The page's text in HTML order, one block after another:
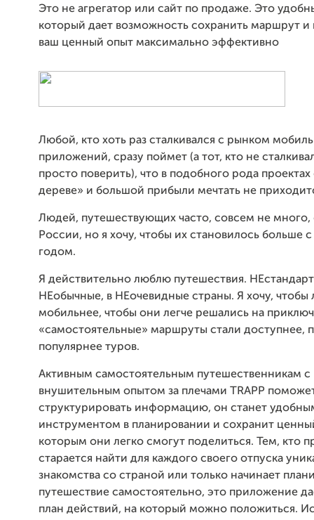
Это не агрегатор или сайт по продаже. Это
который дает возможность сохранить маршрут и
ваш ценный опыт максимально эффективно
Любой, кто хоть раз сталкивался с рынком
приложений, сразу поймет (а тот, кто не
просто поверить), что в подобного рода
дереве» и большой прибыли мечтать не
Людей, путешествующих часто, совсем не много,
России, но я хочу, чтобы их становилось больше
годом.
Я действительно люблю путешествия.
НЕобычные, в НЕочевидные страны. Я хочу,
мобильнее, чтобы они легче решались на
«самостоятельные» маршруты стали доступнее,
популярнее туров.
Активным самостоятельным путешественникам с
внушительным опытом за плечами TRAPP
структурировать информацию, он станет
инструментом в планировании и сохранит
которым они легко смогут поделиться. Тем, кто
старается найти для каждого своего отпуска
знакомства со страной или только начинает
путешествие самостоятельно, это приложение
план действий, на который можно положиться.